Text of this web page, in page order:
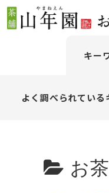
キー
よく調べられている
お